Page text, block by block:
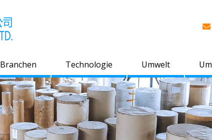

Branchen Technologie Umwelt Um